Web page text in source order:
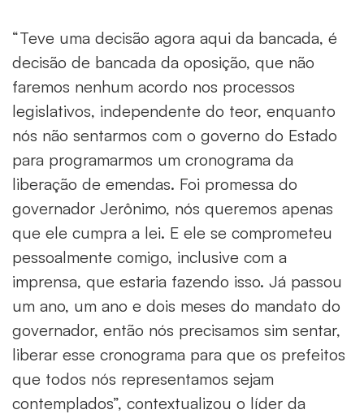
“Teve uma decisão agora aqui da bancada, é
decisão de bancada da oposição, que não
faremos nenhum acordo nos processos
legislativos, independente do teor, enquanto
nós não sentarmos com o governo do Estado
para programarmos um cronograma da
liberação de emendas. Foi promessa do
governador Jerônimo, nós queremos apenas
que ele cumpra a lei. E ele se comprometeu
pessoalmente comigo, inclusive com a
imprensa, que estaria fazendo isso. Já passou
um ano, um ano e dois meses do mandato do
governador, então nós precisamos sim sentar,
liberar esse cronograma para que os prefeitos
que todos nós representamos sejam
contemplados”, contextualizou o líder da